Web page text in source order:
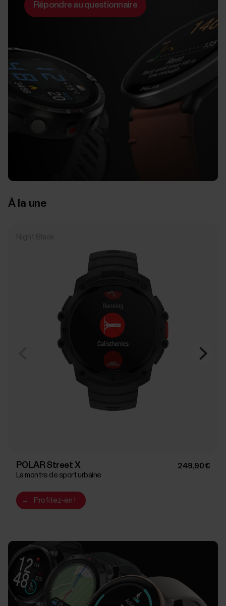
Répondre au questionnaire
À la une
POLAR Street X
La montre de sport urbaine
249,90 €
→ Profitez-en !